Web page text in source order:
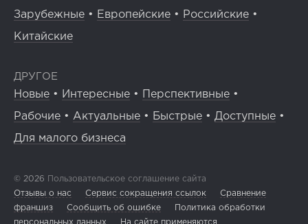
Зарубежные • Европейские • Российские •
Китайские
ДРУГОЕ
Новые • Интересные • Перспективные •
Рабочие • Актуальные • Быстрые • Доступные •
Для малого бизнеса
© 2026 Пользовательское соглашение сайта
Отзывы о нас
Сервис сокращения ссылок
Сравнение
франшиз
Сообщить об ошибке
Политика обработки